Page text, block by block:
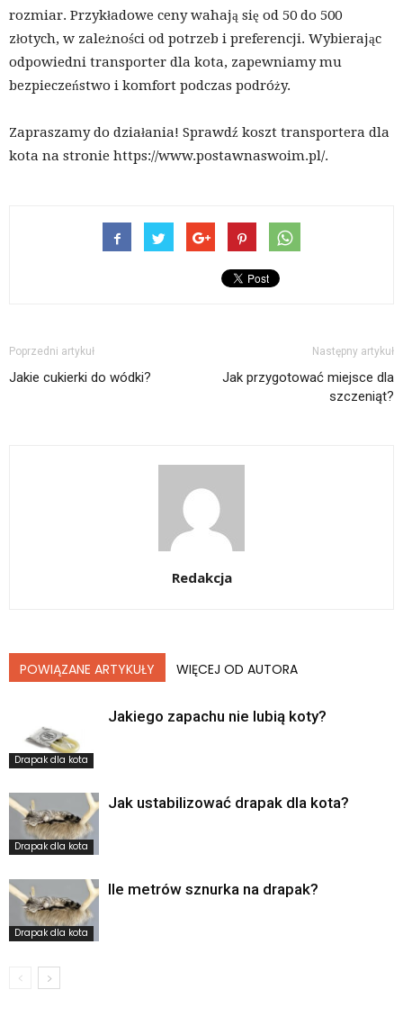
rozmiar. Przykładowe ceny wahają się od 50 do 500
złotych, w zależności od potrzeb i preferencji. Wybierając
odpowiedni transporter dla kota, zapewniamy mu
bezpieczeństwo i komfort podczas podróży.
Zapraszamy do działania! Sprawdź koszt transportera dla
kota na stronie https://www.postawnaswoim.pl/.
Poprzedni artykuł
Jakie cukierki do wódki?
Następny artykuł
Jak przygotować miejsce dla
szczeniąt?
Redakcja
POWIĄZANE ARTYKUŁY WIĘCEJ OD AUTORA
Drapak dla kota
Jakiego zapachu nie lubią koty?
Drapak dla kota
Jak ustabilizować drapak dla kota?
Drapak dla kota
Ile metrów sznurka na drapak?